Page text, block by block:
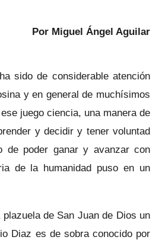
Por Miguel Ángel Aguilar
sido de considerable atención
y en general de muchísimos
juego ciencia, una manera de
y decidir y tener voluntad
de poder ganar y avanzar con
de la humanidad puso en un
de San Juan de Dios un
Diaz es de sobra conocido por